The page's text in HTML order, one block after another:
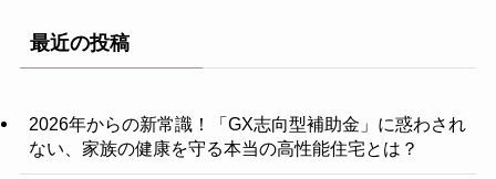
最近の投稿
2026年からの新常識！「GX志向型補助金」に惑わされ
ない、家族の健康を守る本当の高性能住宅とは？